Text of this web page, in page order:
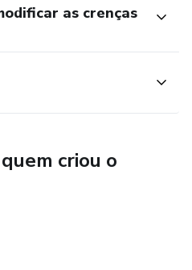
as crenças
criou o